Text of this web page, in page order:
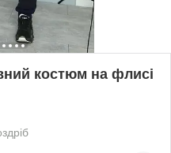
костюм на флисі